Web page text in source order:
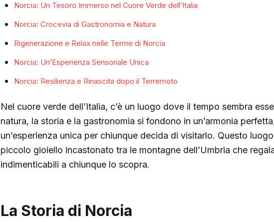
Norcia: Un Tesoro Immerso nel Cuore Verde dell’Italia
Norcia: Crocevia di Gastronomia e Natura
Rigenerazione e Relax nelle Terme di Norcia
Norcia: Un’Esperienza Sensoriale Unica
Norcia: Resilienza e Rinascita dopo il Terremoto
Nel cuore verde dell’Italia, c’è un luogo dove il tempo sembra
natura, la storia e la gastronomia si fondono in un’armonia
un’esperienza unica per chiunque decida di visitarlo. Questo
piccolo gioiello incastonato tra le montagne dell’Umbria che
indimenticabili a chiunque lo scopra.
La Storia di Norcia